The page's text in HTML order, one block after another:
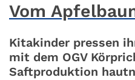
Vom
Kitakinder pressen
mit dem OGV
Saftproduktion